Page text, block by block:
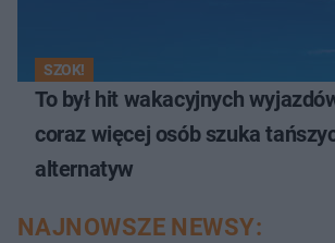
SZOK!
To był hit wakacyjnych
coraz więcej osób szuka
alternatyw
NAJNOWSZE NEWSY: